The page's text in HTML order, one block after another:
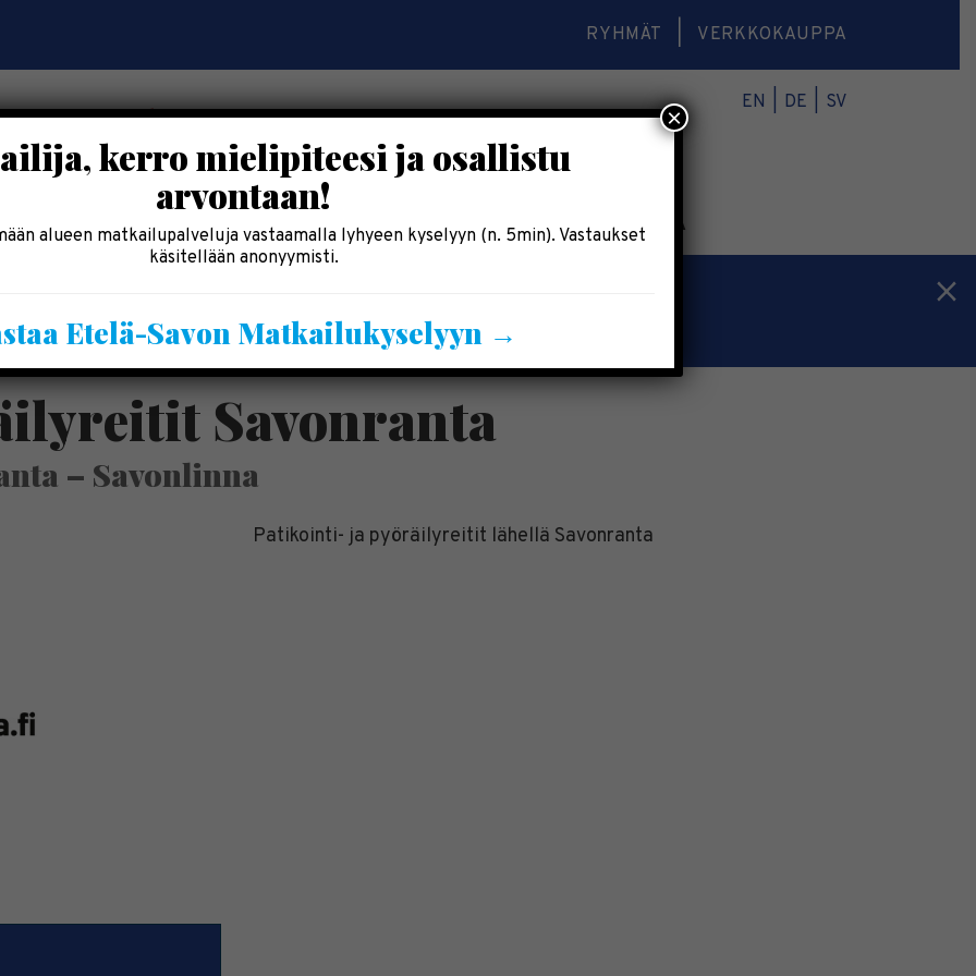
RYHMÄT VERKKOKAUPPA
EN DE SV
SYÖ & SHOPPAILE MAJOITU INFO VERKKOKAUPPA
Saimaalla-kesälehti »
Savonranta
– Savonlinna
Patikointi- ja pyöräilyreitit lähellä Savonranta
kerro mielipiteesi ja osallistu
arvontaan!
alueen matkailupalveluja vastaamalla lyhyeen kyselyyn (n. 5min). Vastaukset
käsitellään anonyymisti.
Etelä-Savon Matkailukyselyyn →
×